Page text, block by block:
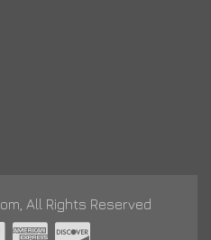
All Rights Reserved